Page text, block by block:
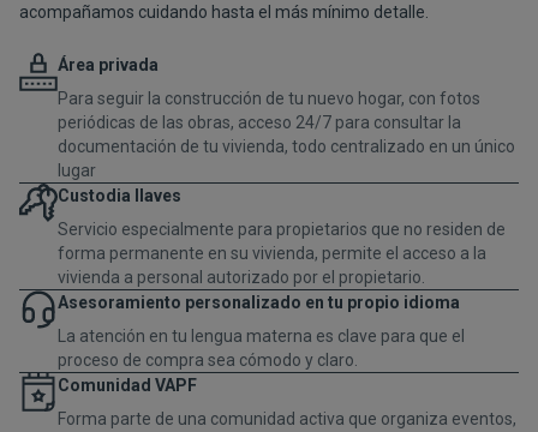
acompañamos cuidando hasta el más mínimo detalle.
Área privada
Para seguir la construcción de tu nuevo hogar, con fotos
periódicas de las obras, acceso 24/7 para consultar la
documentación de tu vivienda, todo centralizado en un único
lugar
Custodia llaves
Servicio especialmente para propietarios que no residen de
forma permanente en su vivienda, permite el acceso a la
vivienda a personal autorizado por el propietario.
Asesoramiento personalizado en tu propio idioma
La atención en tu lengua materna es clave para que el
proceso de compra sea cómodo y claro.
Comunidad VAPF
Forma parte de una comunidad activa que organiza eventos,